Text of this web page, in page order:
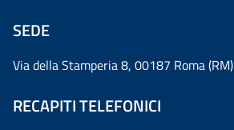
SEDE
Via della Stamperia 8, 00187 Roma (RM)
RECAPITI TELEFONICI